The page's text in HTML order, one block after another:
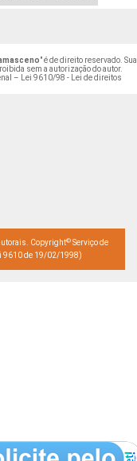
" é de direito reservado. Sua
sem a autorização do autor.
–
Lei 9610/98 - Lei de direitos
Copyright© Serviço de
9610 de 19/02/1998)